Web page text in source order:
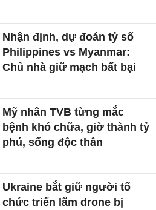
Nhận định, dự đoán tỷ số
Philippines vs Myanmar:
Chủ nhà giữ mạch bất bại
Mỹ nhân TVB từng mắc
bệnh khó chữa, giờ thành tỷ
phú, sống độc thân
Ukraine bắt giữ người tổ
chức triển lãm drone bị